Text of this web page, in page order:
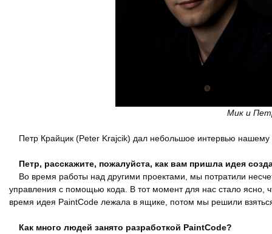
Мик и
Петр Крайцик (Peter Krajcik) дал небольшое интервью нашему
Петр, расскажите, пожалуйста, как вам пришла идея
Во время работы над другими проектами, мы потратили
управления с помощью кода. В тот момент для нас стало ясно,
время идея PaintCode лежала в ящике, потом мы решили
Как много людей занято разработкой PaintCode?